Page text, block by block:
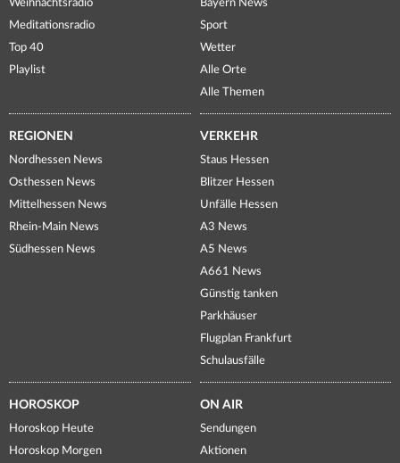
Weihnachtsradio
Meditationsradio
Top 40
Playlist
Bayern News
Sport
Wetter
Alle Orte
Alle Themen
REGIONEN
Nordhessen News
Osthessen News
Mittelhessen News
Rhein-Main News
Südhessen News
VERKEHR
Staus Hessen
Blitzer Hessen
Unfälle Hessen
A3 News
A5 News
A661 News
Günstig tanken
Parkhäuser
Flugplan Frankfurt
Schulausfälle
HOROSKOP
Horoskop Heute
Horoskop Morgen
ON AIR
Sendungen
Aktionen